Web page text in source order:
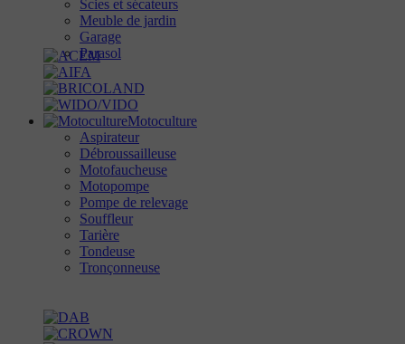
Scies et sécateurs
Meuble de jardin
Garage
Parasol
Motoculture
Aspirateur
Débroussailleuse
Motofaucheuse
Motopompe
Pompe de relevage
Souffleur
Tarière
Tondeuse
Tronçonneuse